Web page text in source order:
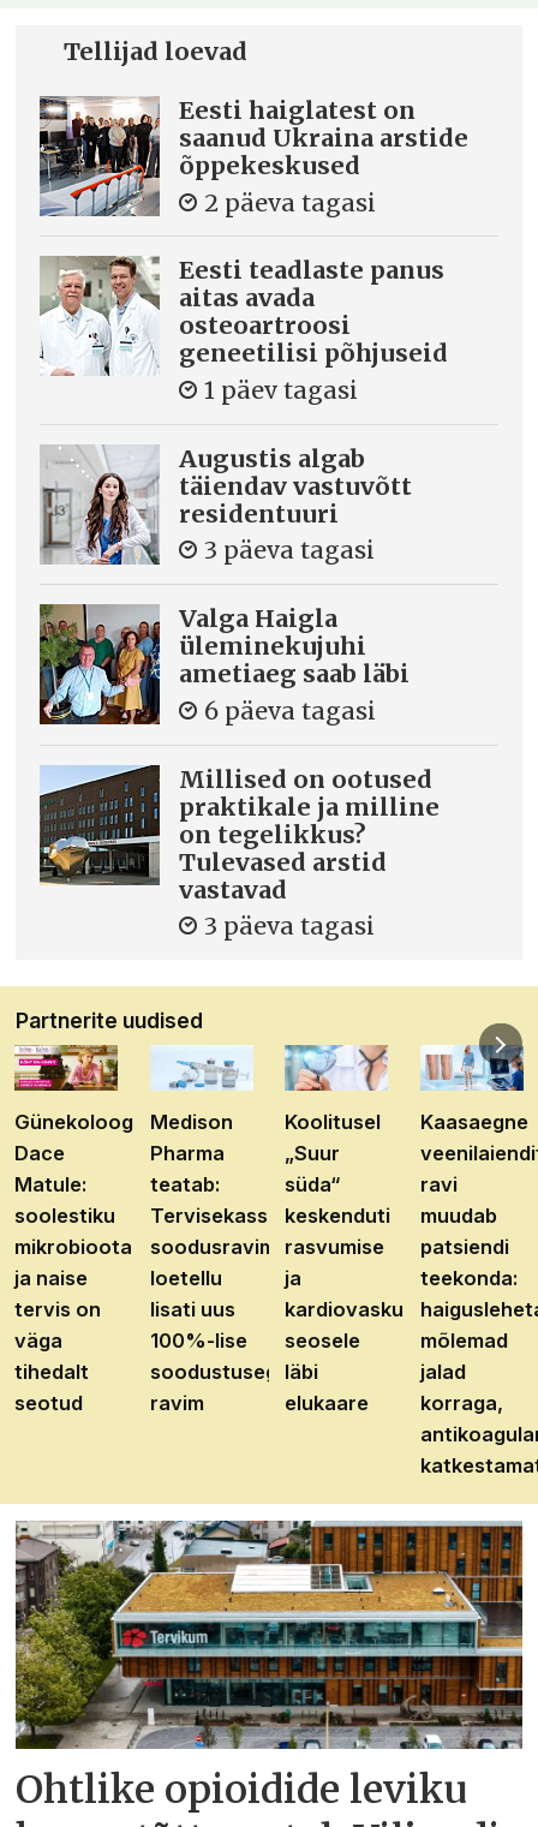
Tellijad loevad
Eesti haiglatest on
saanud Ukraina arstide
õppekeskused
2 päeva tagasi
Eesti teadlaste panus
aitas avada
osteoartroosi
geneetilisi põhjuseid
1 päev tagasi
Augustis algab
täiendav vastuvõtt
residentuuri
3 päeva tagasi
Valga Haigla
üleminekujuhi
ametiaeg saab läbi
6 päeva tagasi
Millised on ootused
praktikale ja milline
on tegelikkus?
Tulevased arstid
vastavad
3 päeva tagasi
Partnerite uudised
Günekoloog
Dace
Matule:
soolestiku
mikrobioota
ja naise
tervis on
väga
tihedalt
seotud
Medison
Pharma
teatab:
Tervisekassa
soodusravimite
loetellu
lisati uus
100%-lise
soodustusega
ravim
Koolitusel
„Suur
süda“
keskenduti
rasvumise
ja
kardiovaskulaarhaiguste
seosele
läbi
elukaare
Kaasaegne
ravi
muudab
patsiendi
teekonda:
mõlemad
jalad
korraga,
Ohtlike opioidide leviku